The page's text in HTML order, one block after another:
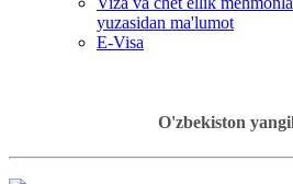
yuzasidan ma'lumot
E-Visa
O'zbekiston